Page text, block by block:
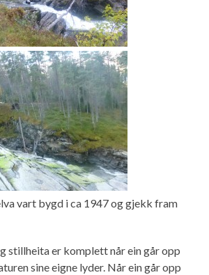
vart bygd i ca 1947 og gjekk fram
stillheita er komplett når ein går opp
sine eigne lyder. Når ein går opp